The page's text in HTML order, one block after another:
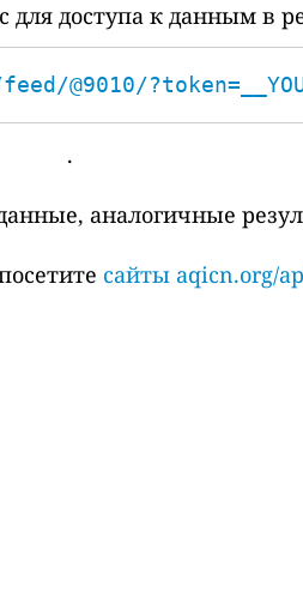
для доступа к данным в
.
аналогичные
сайты aqicn.org/